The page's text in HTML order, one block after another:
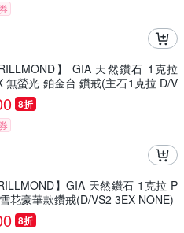
券
】 GIA 天然鑽石 1克拉
無螢光 鉑金台 鑽戒(主石1克拉 D/V
PT950鉑金台)
8折
券
】GIA 天然鑽石 1克拉 P
花豪華款鑽戒(D/VS2 3EX NONE)
8折